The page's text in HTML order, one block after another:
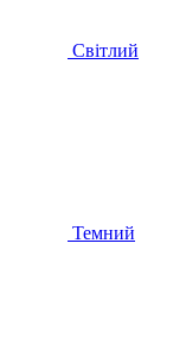
Світлий
Темний